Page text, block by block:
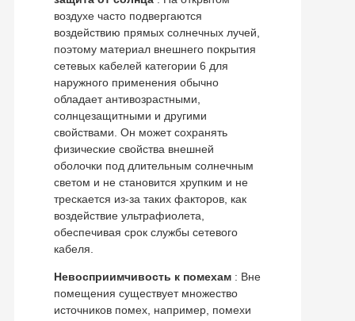
воздухе часто подвергаются
воздействию прямых солнечных лучей,
поэтому материал внешнего покрытия
сетевых кабелей категории 6 для
наружного применения обычно
обладает антивозрастными,
солнцезащитными и другими
свойствами. Он может сохранять
физические свойства внешней
оболочки под длительным солнечным
светом и не становится хрупким и не
трескается из-за таких факторов, как
воздействие ультрафиолета,
обеспечивая срок службы сетевого
кабеля.
Невосприимчивость к помехам : Вне
помещения существует множество
источников помех, например, помехи